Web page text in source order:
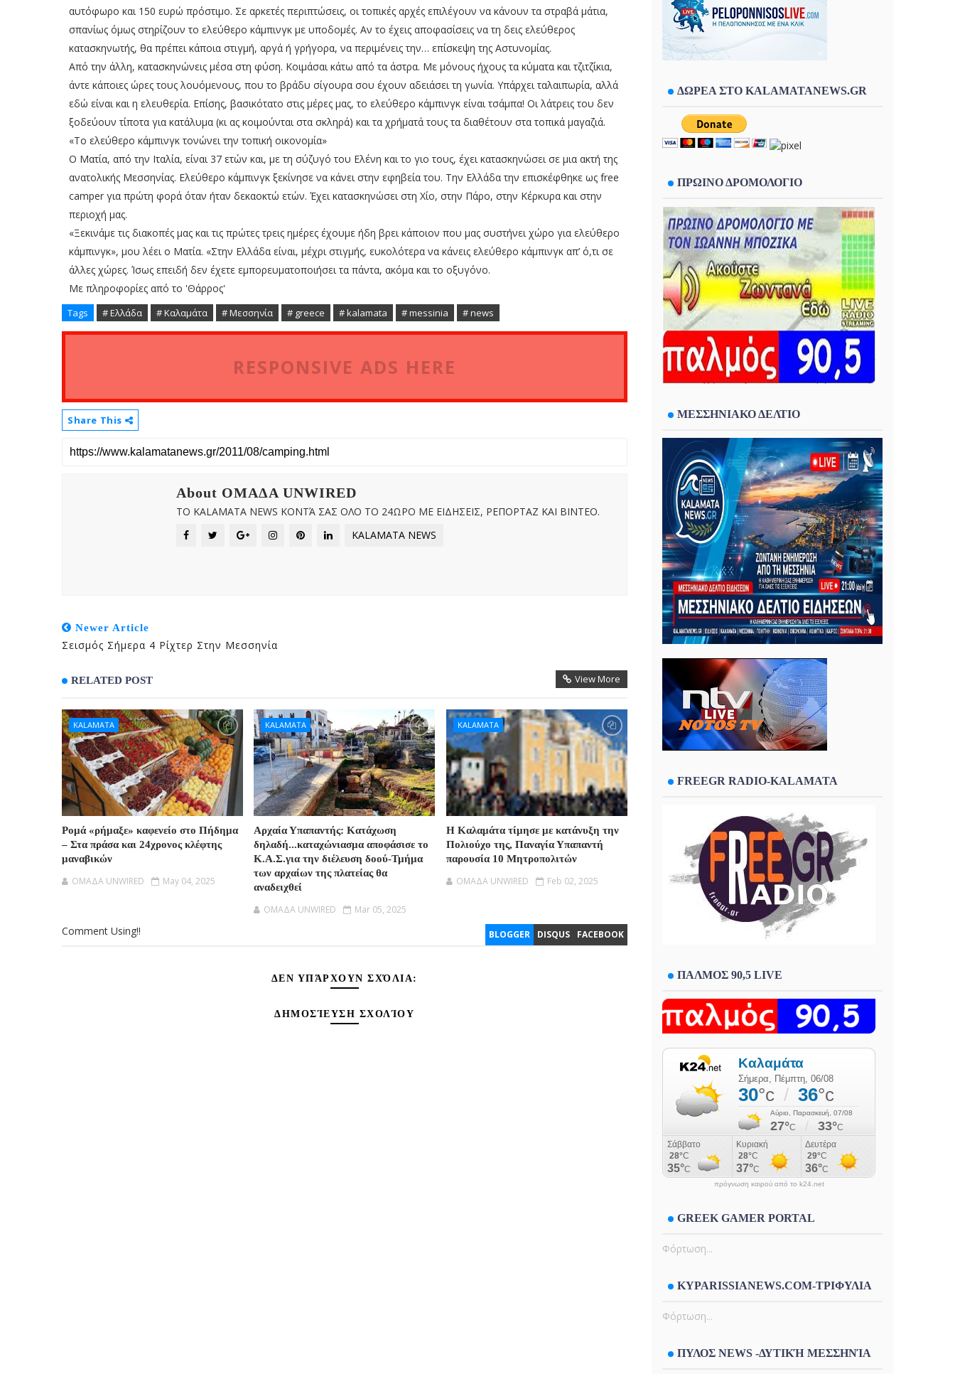
αυτόφωρο και 150 ευρώ πρόστιμο. Σε αρκετές περιπτώσεις, οι τοπικές αρχές επιλέγουν να κάνουν τα στραβά μάτια,
σπανίως όμως στηρίζουν το ελεύθερο κάμπινγκ με υποδομές. Αν το έχεις αποφασίσεις να τη δεις ελεύθερος
κατασκηνωτής, θα πρέπει κάποια στιγμή, αργά ή γρήγορα, να περιμένεις την… επίσκεψη της Αστυνομίας.
Από την άλλη, κατασκηνώνεις μέσα στη φύση. Κοιμάσαι κάτω από τα άστρα. Με μόνους ήχους τα κύματα και τζιτζίκια,
άντε κάποιες ώρες τους λουόμενους, που το βράδυ σίγουρα σου έχουν αδειάσει τη γωνία. Υπάρχει ταλαιπωρία, αλλά
εδώ είναι και η ελευθερία. Επίσης, βασικότατο στις μέρες μας, το ελεύθερο κάμπινγκ είναι τσάμπα! Οι λάτρεις του δεν
ξοδεύουν τίποτα για κατάλυμα (κι ας κοιμούνται στα σκληρά) και τα χρήματά τους τα διαθέτουν στα τοπικά μαγαζιά.
«Το ελεύθερο κάμπινγκ τονώνει την τοπική οικονομία»
Ο Ματία, από την Ιταλία, είναι 37 ετών και, με τη σύζυγό του Ελένη και το γιο τους, έχει κατασκηνώσει σε μια ακτή της
ανατολικής Μεσσηνίας. Ελεύθερο κάμπινγκ ξεκίνησε να κάνει στην εφηβεία του. Την Ελλάδα την επισκέφθηκε ως free
camper για πρώτη φορά όταν ήταν δεκαοκτώ ετών. Έχει κατασκηνώσει στη Χίο, στην Πάρο, στην Κέρκυρα και στην
περιοχή μας.
«Ξεκινάμε τις διακοπές μας και τις πρώτες τρεις ημέρες έχουμε ήδη βρει κάποιον που μας συστήνει χώρο για ελεύθερο
κάμπινγκ», μου λέει ο Ματία. «Στην Ελλάδα είναι, μέχρι στιγμής, ευκολότερα να κάνεις ελεύθερο κάμπινγκ απ’ ό,τι σε
άλλες χώρες. Ίσως επειδή δεν έχετε εμπορευματοποιήσει τα πάντα, ακόμα και το οξυγόνο.
Με πληροφορίες από το 'Θάρρος'
Tags # Ελλάδα # Καλαμάτα # Μεσσηνία # greece # kalamata # messinia # news
RESPONSIVE ADS HERE
Share This
About OMAΔΑ UNWIRED
ΤΟ KALAMATA NEWS ΚΟΝΤΆ ΣΑΣ ΟΛΟ ΤΟ 24ΩΡΟ ΜΕ ΕΙΔΗΣΕΙΣ, ΡΕΠΟΡΤΑΖ ΚΑΙ ΒΙΝΤΕΟ.
KALAMATA NEWS
Newer Article
Σεισμός Σήμερα 4 Ρίχτερ Στην Μεσσηνία
RELATED POST View More
KALAMATA
Ρομά «ρήμαξε» καφενείο στο Πήδημα
– Στα πράσα και 24χρονος κλέφτης
μαναβικών
OMAΔΑ UNWIRED May 04, 2025
KALAMATA
Αρχαία Υπαπαντής: Κατάχωση
δηλαδή...καταχώνιασμα αποφάσισε το
Κ.Α.Σ.για την διέλευση δοού-Τμήμα
των αρχαίων της πλατείας θα
αναδειχθεί
OMAΔΑ UNWIRED Mar 05, 2025
KALAMATA
Η Καλαμάτα τίμησε με κατάνυξη την
Πολιούχο της, Παναγία Υπαπαντή
παρουσία 10 Μητροπολιτών
OMAΔΑ UNWIRED Feb 02, 2025
BLOGGER DISQUS FACEBOOK
Comment Using!!
ΔΕΝ ΥΠΆΡΧΟΥΝ ΣΧΌΛΙΑ:
ΔΗΜΟΣΊΕΥΣΗ ΣΧΟΛΊΟΥ
ΔΩΡΕΑ ΣΤΟ KALAMATANEWS.GR
ΠΡΩΙΝΟ ΔΡΟΜΟΛΟΓΙΟ
ΜΕΣΣΗΝΙΑΚΟ ΔΕΛΤΙΟ
FREEGR RADIO-KALAMATA
ΠΑΛΜΟΣ 90,5 LIVE
πρόγνωση καιρού από το k24.net
GREEK GAMER PORTAL
Φόρτωση...
KYPARISSIANEWS.COM-ΤΡΙΦΥΛΙΑ
Φόρτωση...
ΠΥΛΟΣ NEWS -ΔΥΤΙΚΉ ΜΕΣΣΗΝΊΑ